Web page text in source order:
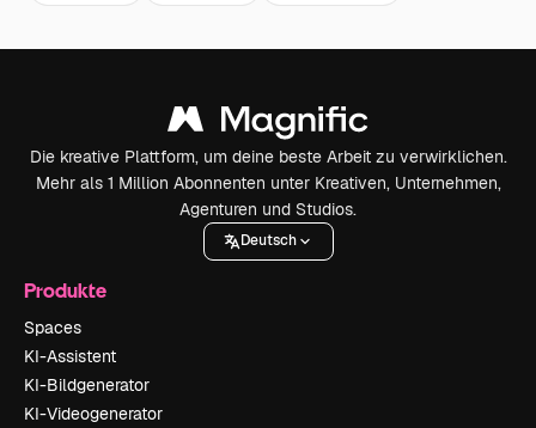
Die kreative Plattform, um deine beste Arbeit zu verwirklichen.
Mehr als 1 Million Abonnenten unter Kreativen, Unternehmen,
Agenturen und Studios.
Deutsch
Produkte
Spaces
KI-Assistent
KI-Bildgenerator
KI-Videogenerator